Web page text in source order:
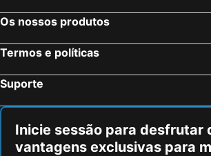
Légny, bed and breakfasts
Taponas,
Primarette, bed and breakfasts
Sathonay-Camp, bed and breakfasts
Villieu-Loyes-
Saint-Julien, bed and breakfasts
Os nossos produtos
Termos e políticas
Suporte
Inicie sessão para desfrutar
vantagens exclusivas para